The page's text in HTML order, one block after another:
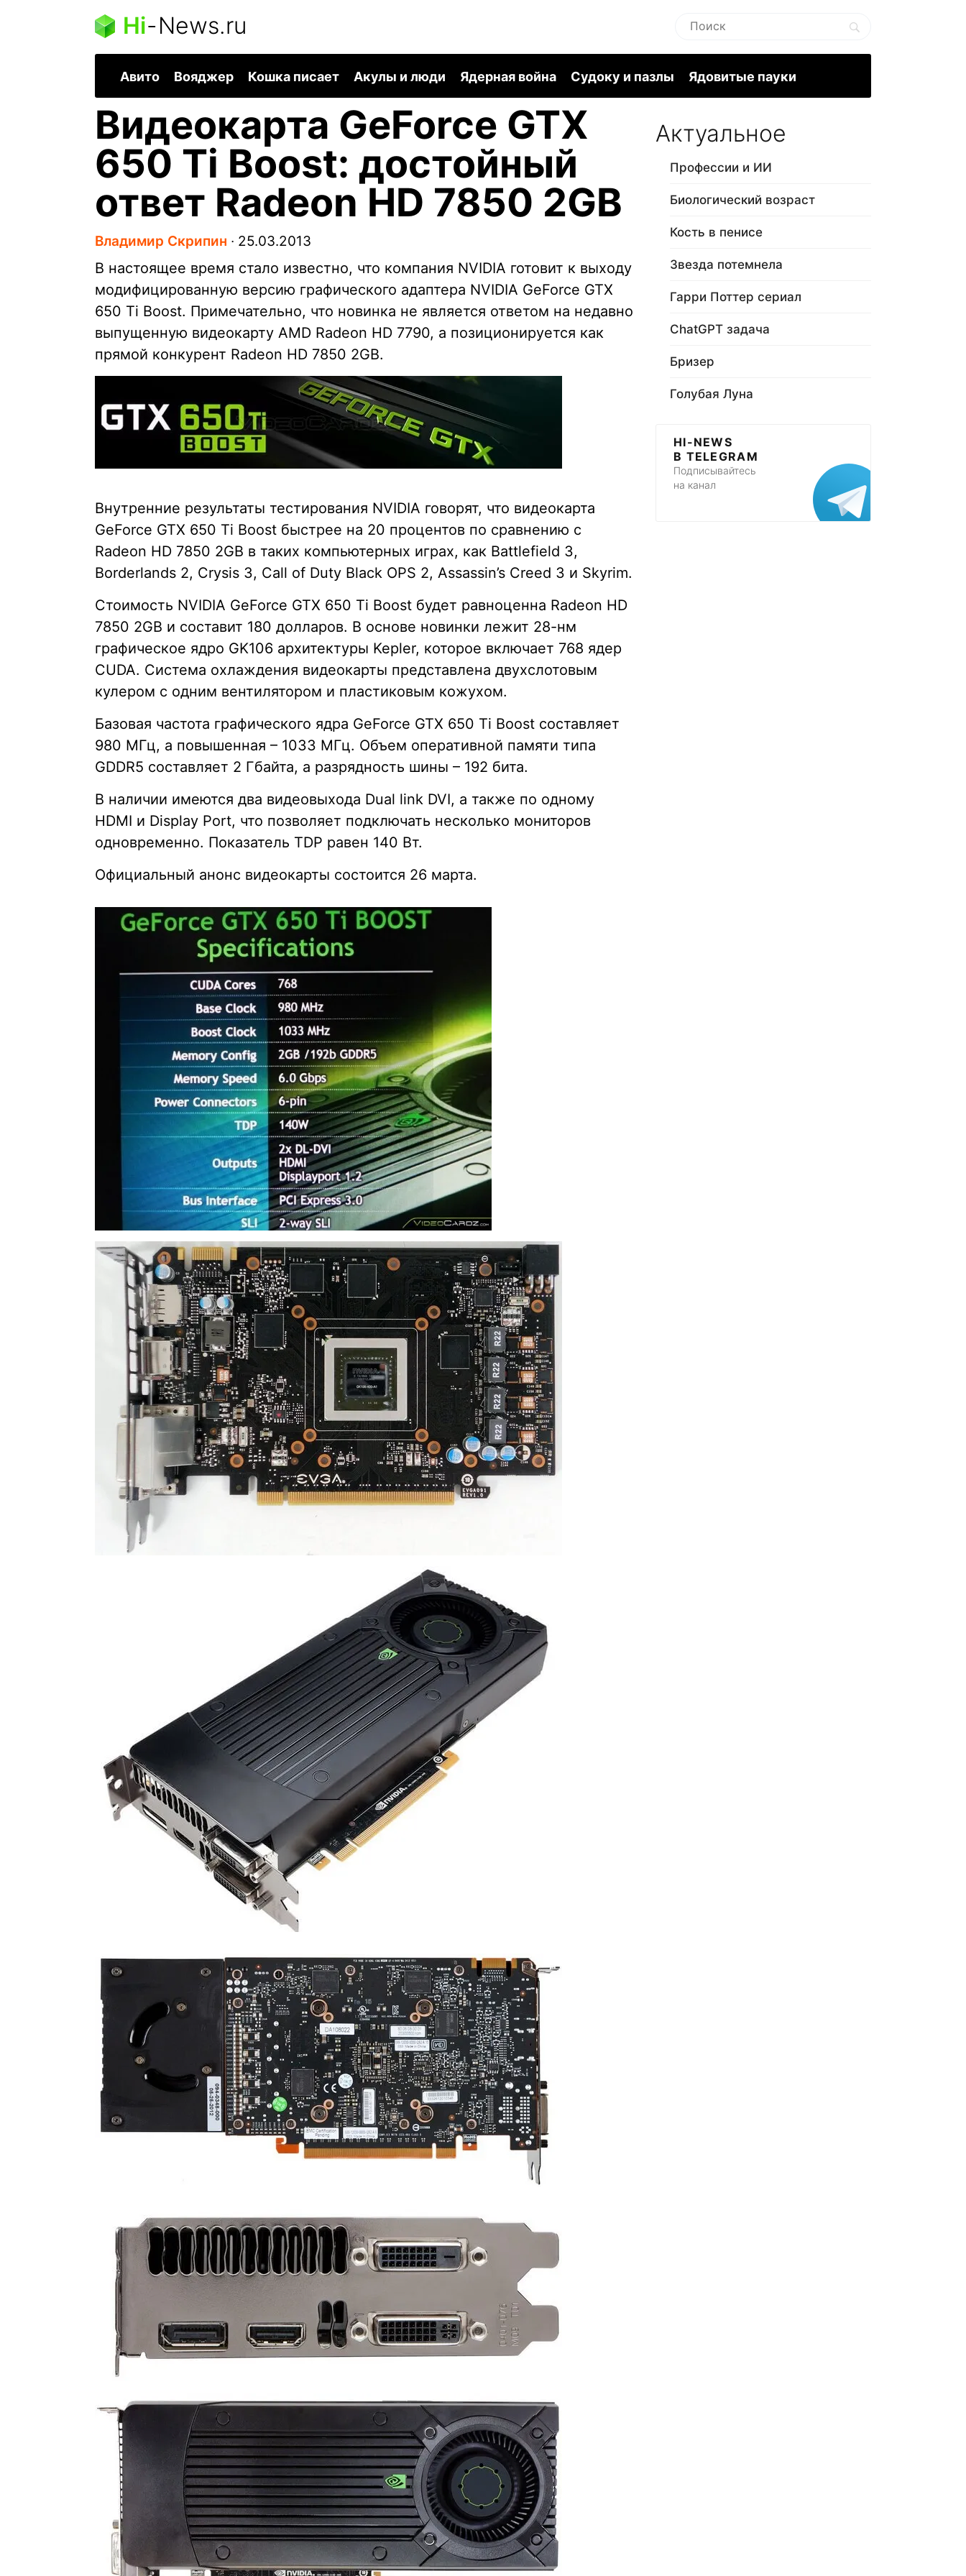
Hi-News.ru
Авито Вояджер Кошка писает Акулы и люди Ядерная война Судоку и пазлы Ядовитые пауки
Видеокарта GeForce GTX
650 Ti Boost: достойный
ответ Radeon HD 7850 2GB
Владимир Скрипин ∙ 25.03.2013
В настоящее время стало известно, что компания NVIDIA готовит к выходу
модифицированную версию графического адаптера NVIDIA GeForce GTX
650 Ti Boost. Примечательно, что новинка не является ответом на недавно
выпущенную видеокарту AMD Radeon HD 7790, а позиционируется как
прямой конкурент Radeon HD 7850 2GB.
Внутренние результаты тестирования NVIDIA говорят, что видеокарта
GeForce GTX 650 Ti Boost быстрее на 20 процентов по сравнению с
Radeon HD 7850 2GB в таких компьютерных играх, как Battlefield 3,
Borderlands 2, Crysis 3, Call of Duty Black OPS 2, Assassin’s Creed 3 и Skyrim.
Стоимость NVIDIA GeForce GTX 650 Ti Boost будет равноценна Radeon HD
7850 2GB и составит 180 долларов. В основе новинки лежит 28-нм
графическое ядро GK106 архитектуры Kepler, которое включает 768 ядер
CUDA. Система охлаждения видеокарты представлена двухслотовым
кулером с одним вентилятором и пластиковым кожухом.
Базовая частота графического ядра GeForce GTX 650 Ti Boost составляет
980 МГц, а повышенная – 1033 МГц. Объем оперативной памяти типа
GDDR5 составляет 2 Гбайта, а разрядность шины – 192 бита.
В наличии имеются два видеовыхода Dual link DVI, а также по одному
HDMI и Display Port, что позволяет подключать несколько мониторов
одновременно. Показатель TDP равен 140 Вт.
Официальный анонс видеокарты состоится 26 марта.
Актуальное
Профессии и ИИ
Биологический возраст
Кость в пенисе
Звезда потемнела
Гарри Поттер сериал
ChatGPT задача
Бризер
Голубая Луна
HI-NEWS
В TELEGRAM
Подписывайтесь
на канал